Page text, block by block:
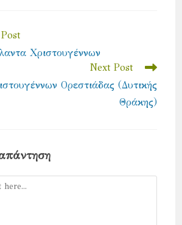
Χριστουγέννων
Next Post
Ορεστιάδας (Δυτικής
Θράκης)